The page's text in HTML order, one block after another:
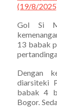
(19/8/
Gol Si
13 babak
Dengan
diarsiteki
babak 4
Bogor.